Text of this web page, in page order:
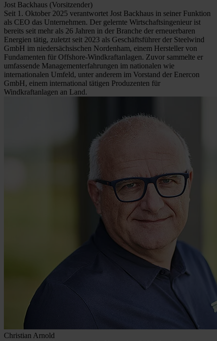
Jost Backhaus (Vorsitzender)
Seit 1. Oktober 2025 verantwortet Jost Backhaus in seiner Funktion
als CEO das Unternehmen. Der gelernte Wirtschaftsingenieur ist
bereits seit mehr als 26 Jahren in der Branche der erneuerbaren
Energien tätig, zuletzt seit 2023 als Geschäftsführer der Steelwind
GmbH im niedersächsischen Nordenham, einem Hersteller von
Fundamenten für Offshore-Windkraftanlagen. Zuvor sammelte er
umfassende Managementerfahrungen im nationalen wie
internationalen Umfeld, unter anderem im Vorstand der Enercon
GmbH, einem international tätigen Produzenten für
Windkraftanlagen an Land.
Christian Arnold